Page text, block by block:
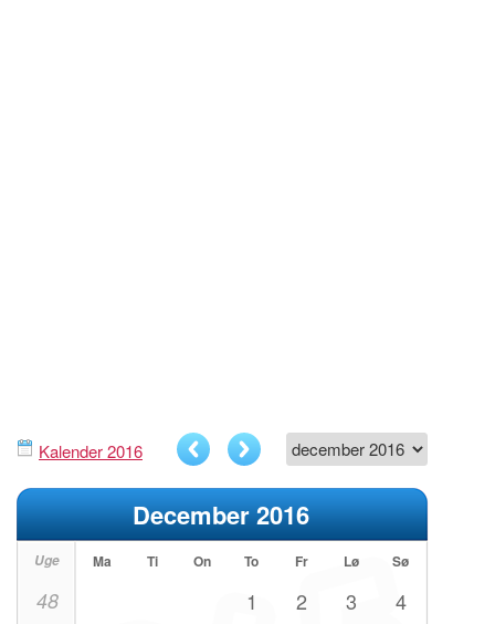
Kalender 2016
December 2016
Uge Ma Ti On To Fr Lø Sø
48 1 2 3 4